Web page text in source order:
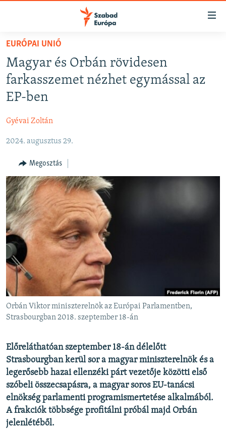
Akadálymentes
Ugrás
fő
oldalra
Ugrás
tartalomjegyzékre
Ugrás
AKTUÁLIS
PODCASTOK
ELEMZŐ
NER15
SZABADON
TÁRSADALOM
DEMOKRÁCIA
A PÉNZ NYOMÁBAN
EURÓPAI UNIÓ
VILÁG
KLÍMAVÁLTOZÁS
A MÚLT TANULSÁGAI
KÖVESSEN MINKET!
Valamennyi RFE/RL weboldal
EURÓPAI UNIÓ
Magyar és Orbán rövidesen
farkasszemet nézhet egymással az
EP-ben
Gyévai Zoltán
2024. augusztus 29.
Megosztás
Orbán Viktor miniszterelnök az Európai Parlamentben,
Strasbourgban 2018. szeptember 18-án
Előreláthatóan szeptember 18-án délelőtt
Strasbourgban kerül sor a magyar miniszterelnök és a
legerősebb hazai ellenzéki párt vezetője közötti első
szóbeli összecsapásra, a magyar soros EU-tanácsi
elnökség parlamenti programismertetése alkalmából.
A frakciók többsége profitálni próbál majd Orbán
jelenlétéből.